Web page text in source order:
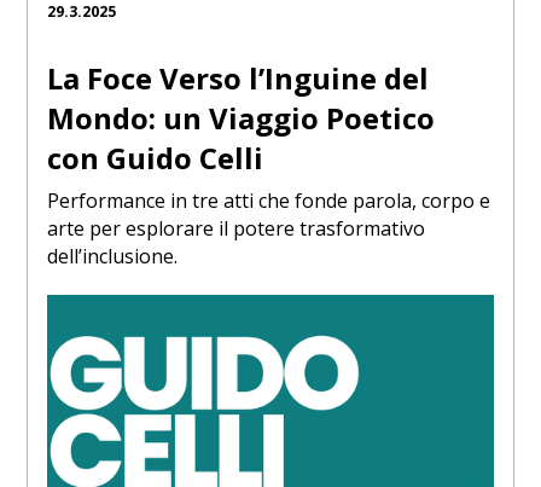
29.3.2025
La Foce Verso l’Inguine del
Mondo: un Viaggio Poetico
con Guido Celli
Performance in tre atti che fonde parola, corpo e
arte per esplorare il potere trasformativo
dell’inclusione.